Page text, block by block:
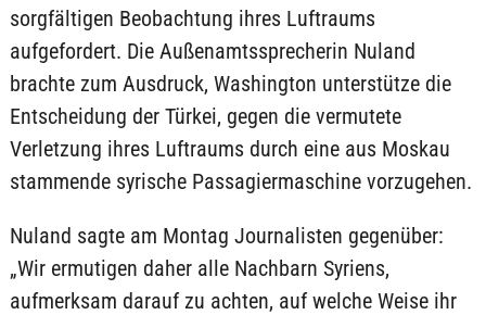
sorgfältigen Beobachtung ihres Luftraums
aufgefordert. Die Außenamtssprecherin Nuland
brachte zum Ausdruck, Washington unterstütze die
Entscheidung der Türkei, gegen die vermutete
Verletzung ihres Luftraums durch eine aus Moskau
stammende syrische Passagiermaschine vorzugehen.
Nuland sagte am Montag Journalisten gegenüber:
„Wir ermutigen daher alle Nachbarn Syriens,
aufmerksam darauf zu achten, auf welche Weise ihr